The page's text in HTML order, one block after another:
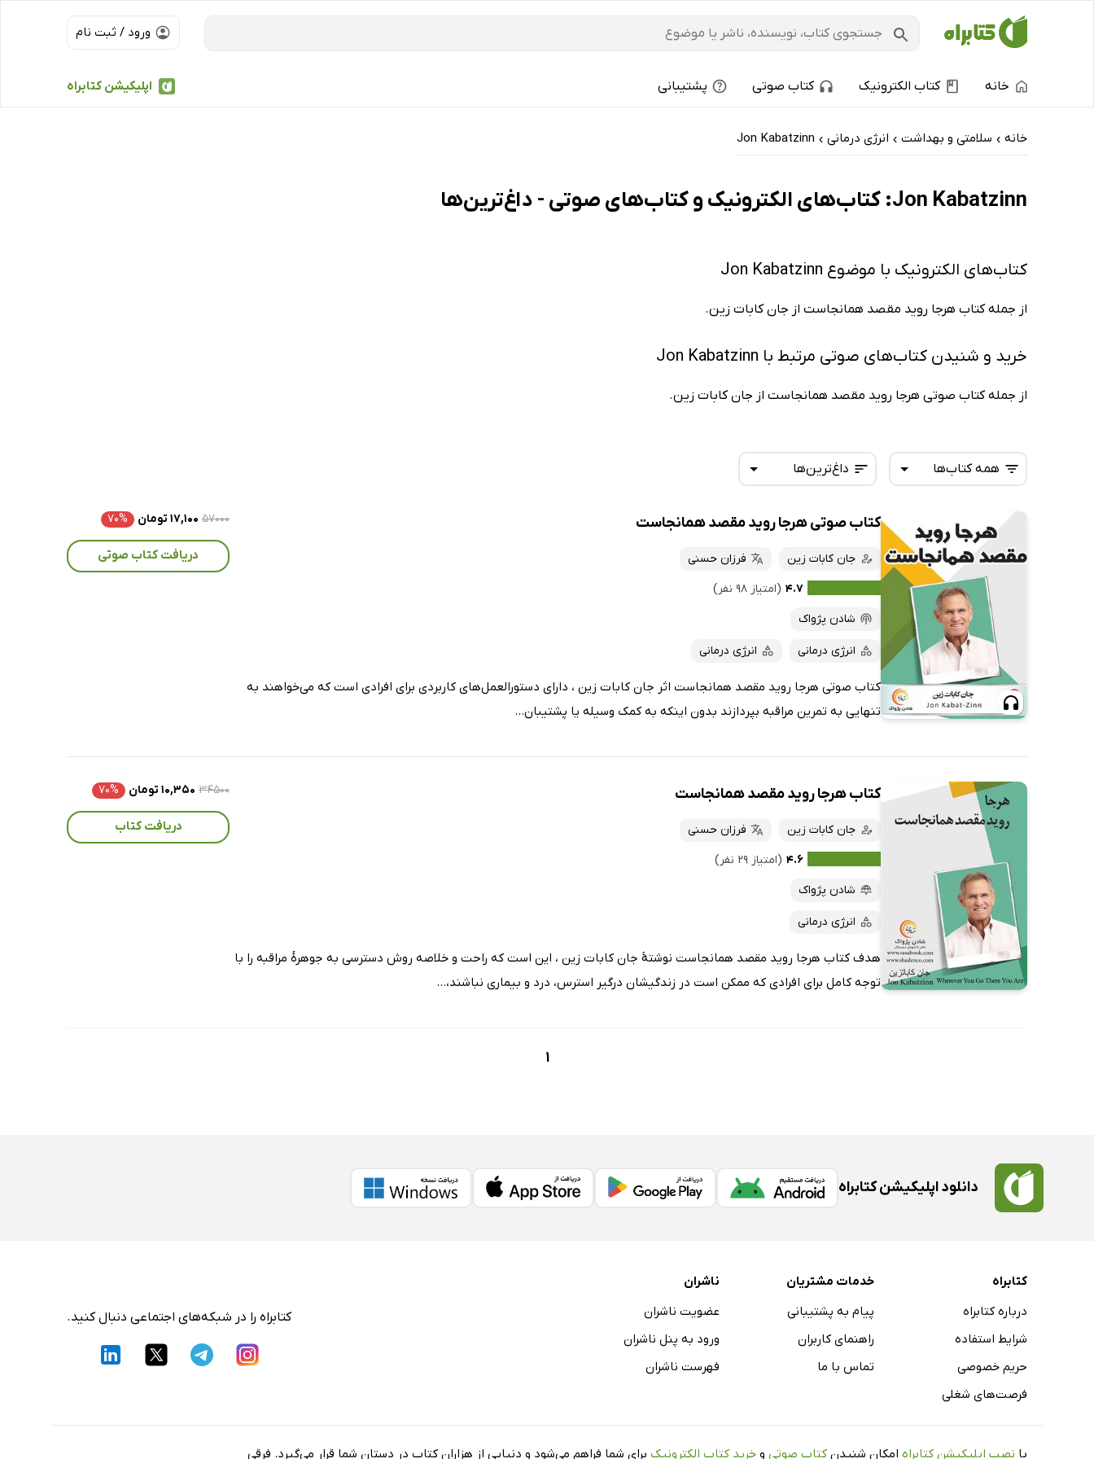
ورود / ثبت نام
اپلیکیشن کتابراه خانه کتاب الکترونیک کتاب صوتی پشتیبانی
خانه › سلامتی و بهداشت › انرژی درمانی ›
Jon Kabatzinn
Jon Kabatzinn: کتاب‌های الکترونیک و کتاب‌های صوتی - داغ‌ترین‌ها
کتاب‌های الکترونیک با موضوع Jon Kabatzinn
از جمله کتاب هرجا روید مقصد همانجاست از جان کابات زین.
خرید و شنیدن کتاب‌های صوتی مرتبط با Jon Kabatzinn
از جمله کتاب صوتی هرجا روید مقصد همانجاست از جان کابات زین.
داغ‌ترین‌ها
تازه‌ها
داغ‌ترین‌ها
پربحث‌ها
ارزان ترین‌ها
همه کتاب‌ها
همه کتاب‌ها
کتاب‌های صوتی
کتاب‌های متنی
کتاب صوتی هرجا روید مقصد همانجاست
جان کابات زین
فرزان حسنی
۴.۷ (امتیاز ۹۸ نفر)
شادن پژواک
انرژی درمانی انرژی درمانی
کتاب صوتی هرجا روید مقصد همانجاست اثر جان کابات زین ، دارای دستورالعمل‌های کاربردی برای افرادی است که می‌خواهند به
تنهایی به تمرین مراقبه بپردازند بدون اینکه به کمک وسیله یا پشتیبان...
۵۷۰۰۰ ۱۷,۱۰۰ تومان ۷۰%
دریافت کتاب صوتی
کتاب هرجا روید مقصد همانجاست
جان کابات زین
فرزان حسنی
۴.۶ (امتیاز ۲۹ نفر)
شادن پژواک
انرژی درمانی
هدف کتاب هرجا روید مقصد همانجاست نوشتۀ جان کابات زین ، این است که راحت و خلاصه روش دسترسی به جوهرۀ مراقبه را با
توجه کامل برای افرادی که ممکن است در زندگیشان درگیر استرس، درد و بیماری نباشند،...
۳۴۵۰۰ ۱۰,۳۵۰ تومان ۷۰%
دریافت کتاب
1
دانلود اپلیکیشن کتابراه
کتابراه
درباره کتابراه
شرایط استفاده
حریم خصوصی
فرصت‌های شغلی
خدمات مشتریان
پیام به پشتیبانی
راهنمای کاربران
تماس با ما
ناشران
عضویت ناشران
ورود به پنل ناشران
فهرست ناشران
کتابراه را در شبکه‌های اجتماعی دنبال کنید.
با نصب اپلیکیشن کتابراه امکان شنیدن کتاب صوتی و خرید کتاب الکترونیک برای شما فراهم می‌شود و دنیایی از هزاران کتاب در دستان شما قرار می‌گیرد. فرقی